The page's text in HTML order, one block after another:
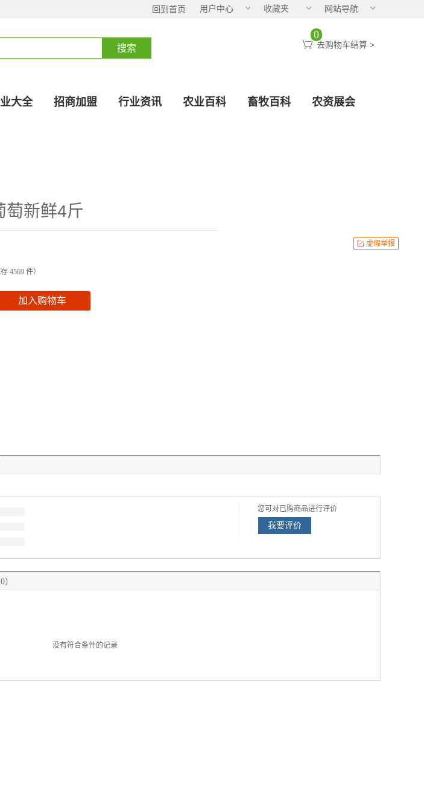
回到首页 用户中心 收藏夹 网站导航
去购物车结算 >
0
大全 招商加盟 行业资讯 农业百科 畜牧百科 农资展会
萄新鲜4斤
虚假举报
存 4569 件）
加入购物车
您可对已购商品进行评价
我要评价
）
没有符合条件的记录